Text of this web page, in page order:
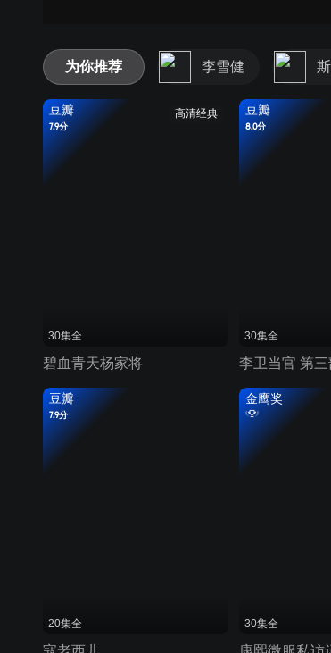
为你推荐 李雪健
高清经典
豆瓣
7.9分
30集全
碧血青天杨家将
豆瓣
8.0分
30集全
李卫当官 第
豆瓣
7.9分
20集全
金鹰奖
30集全